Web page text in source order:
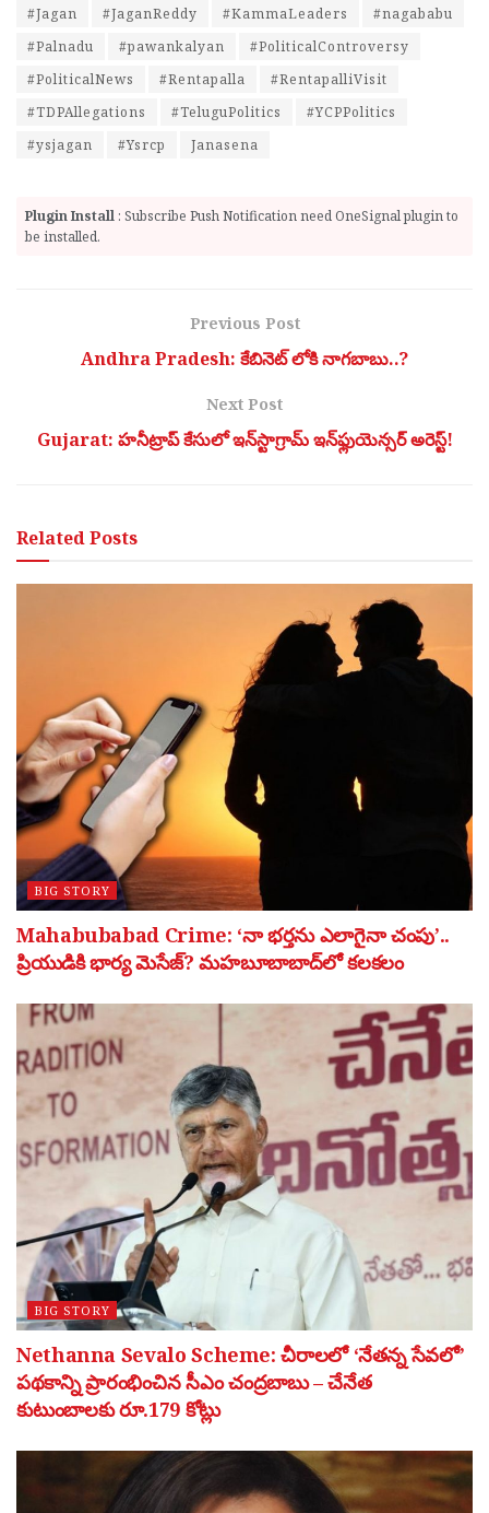
#Jagan #JaganReddy #KammaLeaders
#nagababu
#Palnadu
#pawankalyan
#PoliticalControversy
#PoliticalNews
#Rentapalla
#RentapalliVisit
#TDPAllegations
#TeluguPolitics
#YCPPolitics
#ysjagan
#Ysrcp Janasena
Plugin Install : Subscribe Push Notification need OneSignal plugin to
be installed.
Previous Post
Andhra Pradesh: కేబినెట్ లోకి నాగబాబు..?
Next Post
Gujarat: హనీట్రాప్‌ కేసులో ఇన్‌స్టాగ్రామ్‌ ఇన్‌ఫ్లుయెన్సర్‌ అరెస్ట్!
RelatedPosts
BIG STORY
Mahabubabad Crime: ‘నా భర్తను ఎలాగైనా చంపు’..
ప్రియుడికి భార్య మెసేజ్? మహబూబాబాద్‌లో కలకలం
BIG STORY
Nethanna Sevalo Scheme: చీరాలలో ‘నేతన్న సేవలో’
పథకాన్ని ప్రారంభించిన సీఎం చంద్రబాబు – చేనేత
కుటుంబాలకు రూ.179 కోట్లు